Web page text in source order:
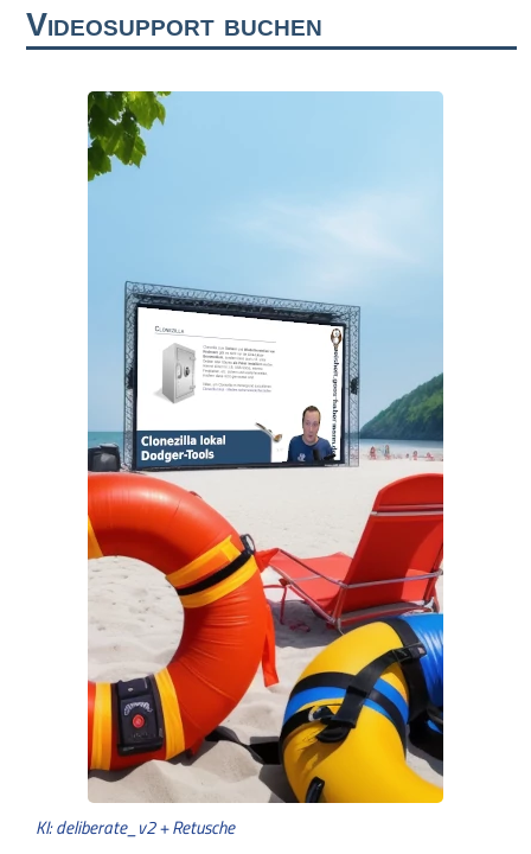
Videosupport buchen
KI: deliberate_v2 + Retusche